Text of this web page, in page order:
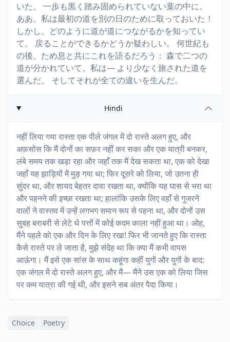
いた、 一歩も黒く踏み固められていない葉の中に。
ああ、私は最初の道を別の日のために取っておいた！
しかし、どのように道が道につながるかを知ってい
て、 戻ることができるかどうか疑わしい。 何世紀も
の後、ため息と共にこれを語るだろう： 森で二つの
道が分かれていて、私は— より少なく旅された道を
選んだ、 そしてそれが全ての違いを生んだ。
Hindi
नहीं लिया गया रास्ता एक पीले जंगल में दो रास्ते अलग हुए, और
अफ़सोस कि मैं दोनों का सफ़र नहीं कर सका और एक यात्री बनकर,
लंबे समय तक खड़ा रहा और जहाँ तक मैं देख सकता था, एक को देखा
जहाँ यह झाड़ियों में मुड़ गया था; फिर दूसरे को लिया, जो उतना ही
सुंदर था, और शायद बेहतर दावा रखता था, क्योंकि यह घास से भरा था
और पहनने की इच्छा रखता था; हालांकि उसके लिए वहाँ से गुजरने
वालों ने वास्तव में उन्हें लगभग समान रूप से पहना था, और दोनों उस
सुबह बराबरी से लेटे थे पत्तों में कोई कदम काला नहीं हुआ था। ओह,
मैंने पहले को एक और दिन के लिए रखा! फिर भी जानते हुए कि रास्ता
कैसे रास्ते पर ले जाता है, मुझे संदेह था कि क्या मैं कभी वापस
आऊंगा। मैं इसे एक सांस के साथ कहूंगा कहीं युगों और युगों के बाद:
एक जंगल में दो रास्ते अलग हुए, और मैं— मैंने उस एक को लिया जिस
पर कम यात्रा की गई थी, और इसने सब अंतर पैदा किया।
Choice Poetry